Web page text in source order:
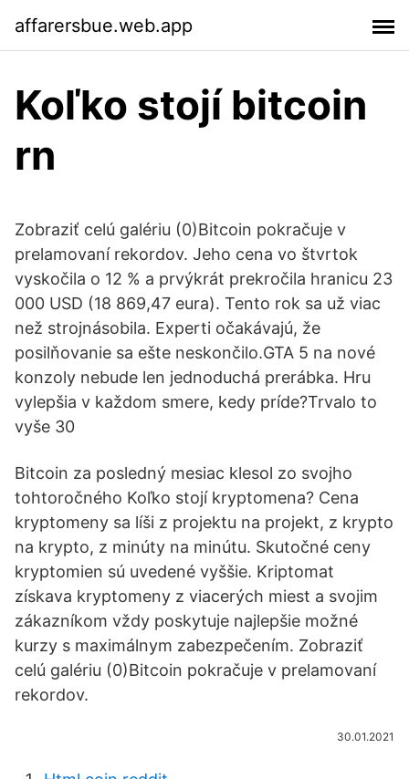
affarersbue.web.app
Koľko stojí bitcoin
rn
Zobraziť celú galériu (0)Bitcoin pokračuje v
prelamovaní rekordov. Jeho cena vo štvrtok
vyskočila o 12 % a prvýkrát prekročila hranicu 23
000 USD (18 869,47 eura). Tento rok sa už viac
než strojnásobila. Experti očakávajú, že
posilňovanie sa ešte neskončilo.GTA 5 na nové
konzoly nebude len jednoduchá prerábka. Hru
vylepšia v každom smere, kedy príde?Trvalo to
vyše 30
Bitcoin za posledný mesiac klesol zo svojho
tohtoročného Koľko stojí kryptomena? Cena
kryptomeny sa líši z projektu na projekt, z krypto
na krypto, z minúty na minútu. Skutočné ceny
kryptomien sú uvedené vyššie. Kriptomat
získava kryptomeny z viacerých miest a svojim
zákazníkom vždy poskytuje najlepšie možné
kurzy s maximálnym zabezpečením. Zobraziť
celú galériu (0)Bitcoin pokračuje v prelamovaní
rekordov.
30.01.2021